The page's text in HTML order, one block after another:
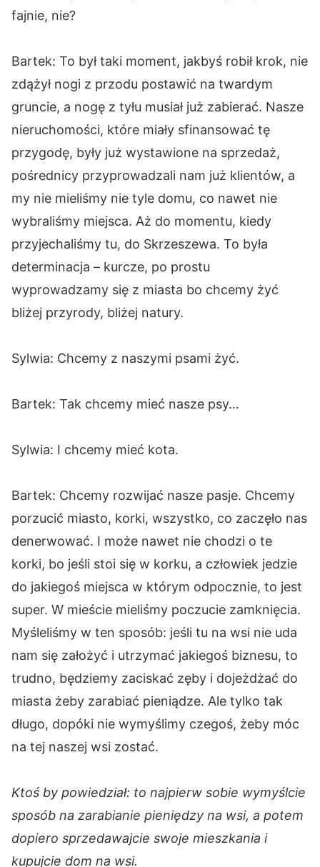
fajnie, nie?
Bartek: To był taki moment, jakbyś robił krok, nie
zdążył nogi z przodu postawić na twardym
gruncie, a nogę z tyłu musiał już zabierać. Nasze
nieruchomości, które miały sfinansować tę
przygodę, były już wystawione na sprzedaż,
pośrednicy przyprowadzali nam już klientów, a
my nie mieliśmy nie tyle domu, co nawet nie
wybraliśmy miejsca. Aż do momentu, kiedy
przyjechaliśmy tu, do Skrzeszewa. To była
determinacja – kurcze, po prostu
wyprowadzamy się z miasta bo chcemy żyć
bliżej przyrody, bliżej natury.
Sylwia: Chcemy z naszymi psami żyć.
Bartek: Tak chcemy mieć nasze psy…
Sylwia: I chcemy mieć kota.
Bartek: Chcemy rozwijać nasze pasje. Chcemy
porzucić miasto, korki, wszystko, co zaczęło nas
denerwować. I może nawet nie chodzi o te
korki, bo jeśli stoi się w korku, a człowiek jedzie
do jakiegoś miejsca w którym odpocznie, to jest
super. W mieście mieliśmy poczucie zamknięcia.
Myśleliśmy w ten sposób: jeśli tu na wsi nie uda
nam się założyć i utrzymać jakiegoś biznesu, to
trudno, będziemy zaciskać zęby i dojeżdżać do
miasta żeby zarabiać pieniądze. Ale tylko tak
długo, dopóki nie wymyślimy czegoś, żeby móc
na tej naszej wsi zostać.
Ktoś by powiedział: to najpierw sobie wymyślcie
sposób na zarabianie pieniędzy na wsi, a potem
dopiero sprzedawajcie swoje mieszkania i
kupujcie dom na wsi.